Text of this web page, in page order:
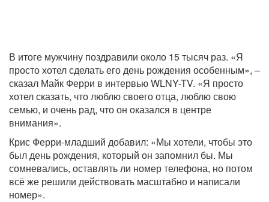
В итоге мужчину поздравили около 15 тысяч раз. «Я
просто хотел сделать его день рождения особенным», –
сказал Майк Ферри в интервью WLNY-TV. «Я просто
хотел сказать, что люблю своего отца, люблю свою
семью, и очень рад, что он оказался в центре
внимания».
Крис Ферри-младший добавил: «Мы хотели, чтобы это
был день рождения, который он запомнил бы. Мы
сомневались, оставлять ли номер телефона, но потом
всё же решили действовать масштабно и написали
номер».